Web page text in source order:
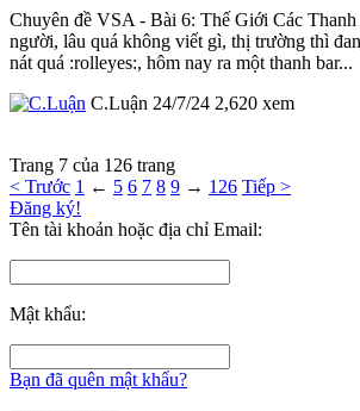
Chuyên đề VSA - Bài 6: Thế Giới Các
người, lâu quá không viết gì, thị trường thì
nát quá :rolleyes:, hôm nay ra một thanh bar...
C.Luận 24/7/24 2,620 xem
Trang 7 của 126 trang
< Trước 1 ← 5 6 7 8 9 → 126 Tiếp >
Đăng ký!
Tên tài khoản hoặc địa chỉ Email:
Mật khẩu:
Bạn đã quên mật khẩu?